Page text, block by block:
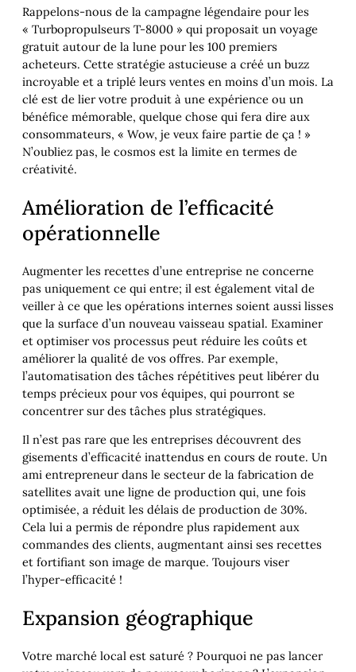
Rappelons-nous de la campagne légendaire pour les
« Turbopropulseurs T-8000 » qui proposait un voyage
gratuit autour de la lune pour les 100 premiers
acheteurs. Cette stratégie astucieuse a créé un buzz
incroyable et a triplé leurs ventes en moins d’un mois. La
clé est de lier votre produit à une expérience ou un
bénéfice mémorable, quelque chose qui fera dire aux
consommateurs, « Wow, je veux faire partie de ça ! »
N’oubliez pas, le cosmos est la limite en termes de
créativité.
Amélioration de l’efficacité
opérationnelle
Augmenter les recettes d’une entreprise ne concerne
pas uniquement ce qui entre; il est également vital de
veiller à ce que les opérations internes soient aussi lisses
que la surface d’un nouveau vaisseau spatial. Examiner
et optimiser vos processus peut réduire les coûts et
améliorer la qualité de vos offres. Par exemple,
l’automatisation des tâches répétitives peut libérer du
temps précieux pour vos équipes, qui pourront se
concentrer sur des tâches plus stratégiques.
Il n’est pas rare que les entreprises découvrent des
gisements d’efficacité inattendus en cours de route. Un
ami entrepreneur dans le secteur de la fabrication de
satellites avait une ligne de production qui, une fois
optimisée, a réduit les délais de production de 30%.
Cela lui a permis de répondre plus rapidement aux
commandes des clients, augmentant ainsi ses recettes
et fortifiant son image de marque. Toujours viser
l’hyper-efficacité !
Expansion géographique
Votre marché local est saturé ? Pourquoi ne pas lancer